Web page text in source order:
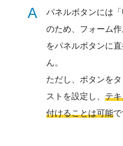
A
パネルボタンには
のため、フォーム
をパネルボタンに
ん。
ただし、ボタンを
ストを設定し、 テ
付けることは可能で